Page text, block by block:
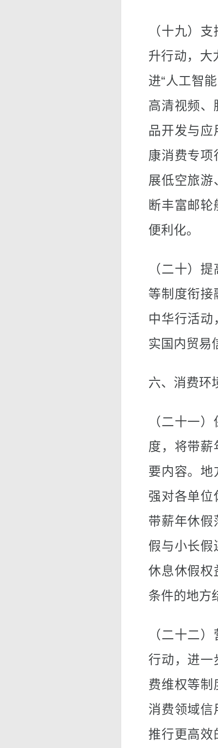
（十九）
升行动，大
进“人工智
高清视频、
品开发与
康消费专
展低空旅
断丰富邮
便利化。
（二十）
等制度衔接
中华行活
实国内贸易
六、消费环
（二十一
度，将带
要内容。地
强对各单位
带薪年休假
假与小长假
休息休假权
条件的地方
（二十二
行动，进一
费维权等制
消费领域信
推行更高效